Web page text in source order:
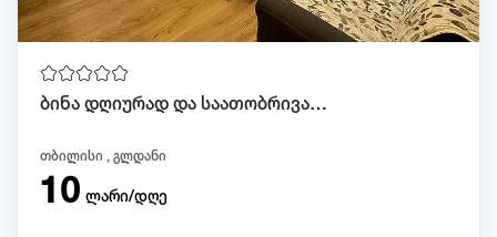
ბინა დღიურად და საათობრივად გლდანში
თბილისი , გლდანი
10 ლარი/დღე